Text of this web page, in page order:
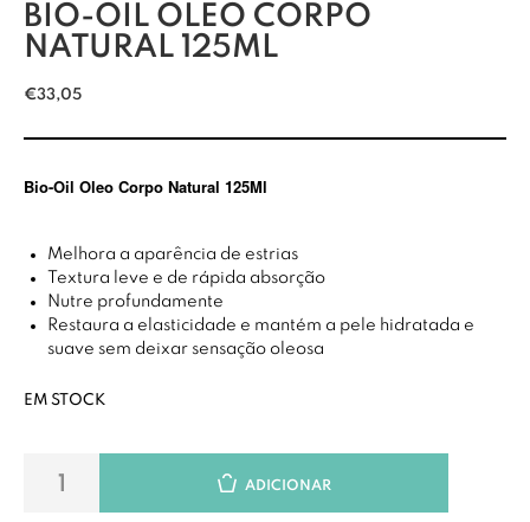
BIO-OIL OLEO CORPO
NATURAL 125ML
€33,05
Bio-Oil Oleo Corpo Natural 125Ml
Melhora a aparência de estrias
Textura leve e de rápida absorção
Nutre profundamente
Restaura a elasticidade e mantém a pele hidratada e
suave sem deixar sensação oleosa
EM STOCK
ADICIONAR